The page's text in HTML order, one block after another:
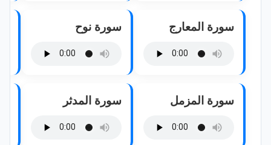
سورة المعارج سورة نوح
سورة المزمل سورة المدثر